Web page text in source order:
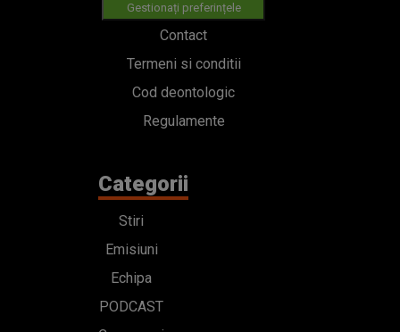
Gestionați preferințele
Contact
Termeni si conditii
Cod deontologic
Regulamente
Categorii
Stiri
Emisiuni
Echipa
PODCAST